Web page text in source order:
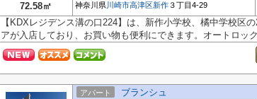
72.58㎡
神奈川県川崎市高津区 新作３丁目4-29
【KDXレジデンス溝の口224】は、新作小学校、橘中学校区
アが入店しており、お買い物も便利にできます。オートロッ
アパート ブランシュ